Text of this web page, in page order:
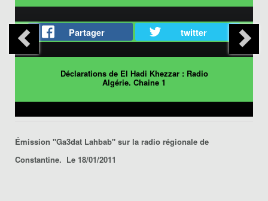
Partager twitter
Déclarations de El Hadi Khezzar : Radio
Algérie. Chaine 1
Émission "Ga3dat Lahbab" sur la radio régionale de
Constantine. Le 18/01/2011